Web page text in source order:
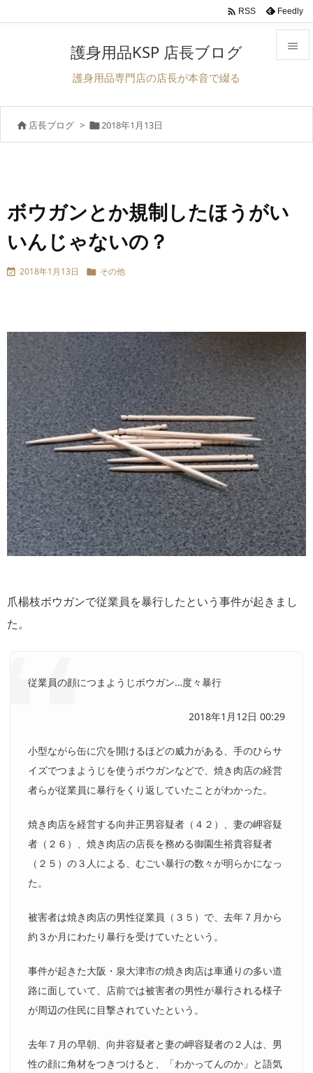


 RSS Feedly
護身用品KSP 店長ブログ
護身用品専門店の店長が本音で綴る
 店長ブログ > 2018年1月13日
ボウガンとか規制したほうがい
いんじゃないの？
 2018年1月13日  その他
爪楊枝ボウガンで従業員を暴行したという事件が起きまし
た。
従業員の顔につまようじボウガン…度々暴行
2018年1月12日 00:29
小型ながら缶に穴を開けるほどの威力がある、手のひらサ
イズでつまようじを使うボウガンなどで、焼き肉店の経営
者らが従業員に暴行をくり返していたことがわかった。
焼き肉店を経営する向井正男容疑者（４２）、妻の岬容疑
者（２６）、焼き肉店の店長を務める御園生裕貴容疑者
（２５）の３人による、むごい暴行の数々が明らかになっ
た。
被害者は焼き肉店の男性従業員（３５）で、去年７月から
約３か月にわたり暴行を受けていたという。
事件が起きた大阪・泉大津市の焼き肉店は車通りの多い道
路に面していて、店前では被害者の男性が暴行される様子
が周辺の住民に目撃されていたという。
去年７月の早朝、向井容疑者と妻の岬容疑者の２人は、男
性の顔に角材をつきつけると、「わかってんのか」と語気